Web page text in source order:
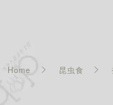
Home 昆虫食